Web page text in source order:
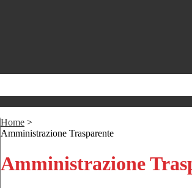
Home >
Amministrazione Trasparente
Amministrazione